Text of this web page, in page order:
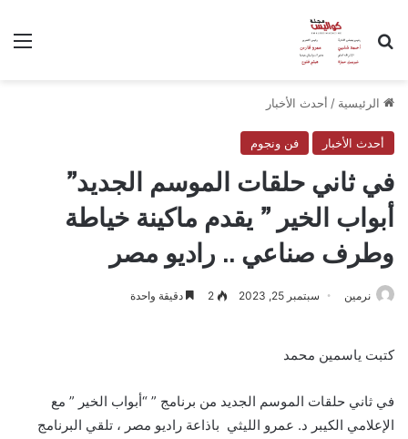
بحث عن
الرئيسية / أحدث الأخبار
أحدث الأخبار فن ونجوم
في ثاني حلقات الموسم الجديد”
أبواب الخير ” يقدم ماكينة خياطة
وطرف صناعي .. راديو مصر
نرمين سبتمبر 25, 2023 2 دقيقة واحدة
كتبت ياسمين محمد
في ثاني حلقات الموسم الجديد من برنامج ” “أبواب الخير ” مع
الإعلامي الكيبر د. عمرو الليثي باذاعة راديو مصر ، تلقي البرنامج